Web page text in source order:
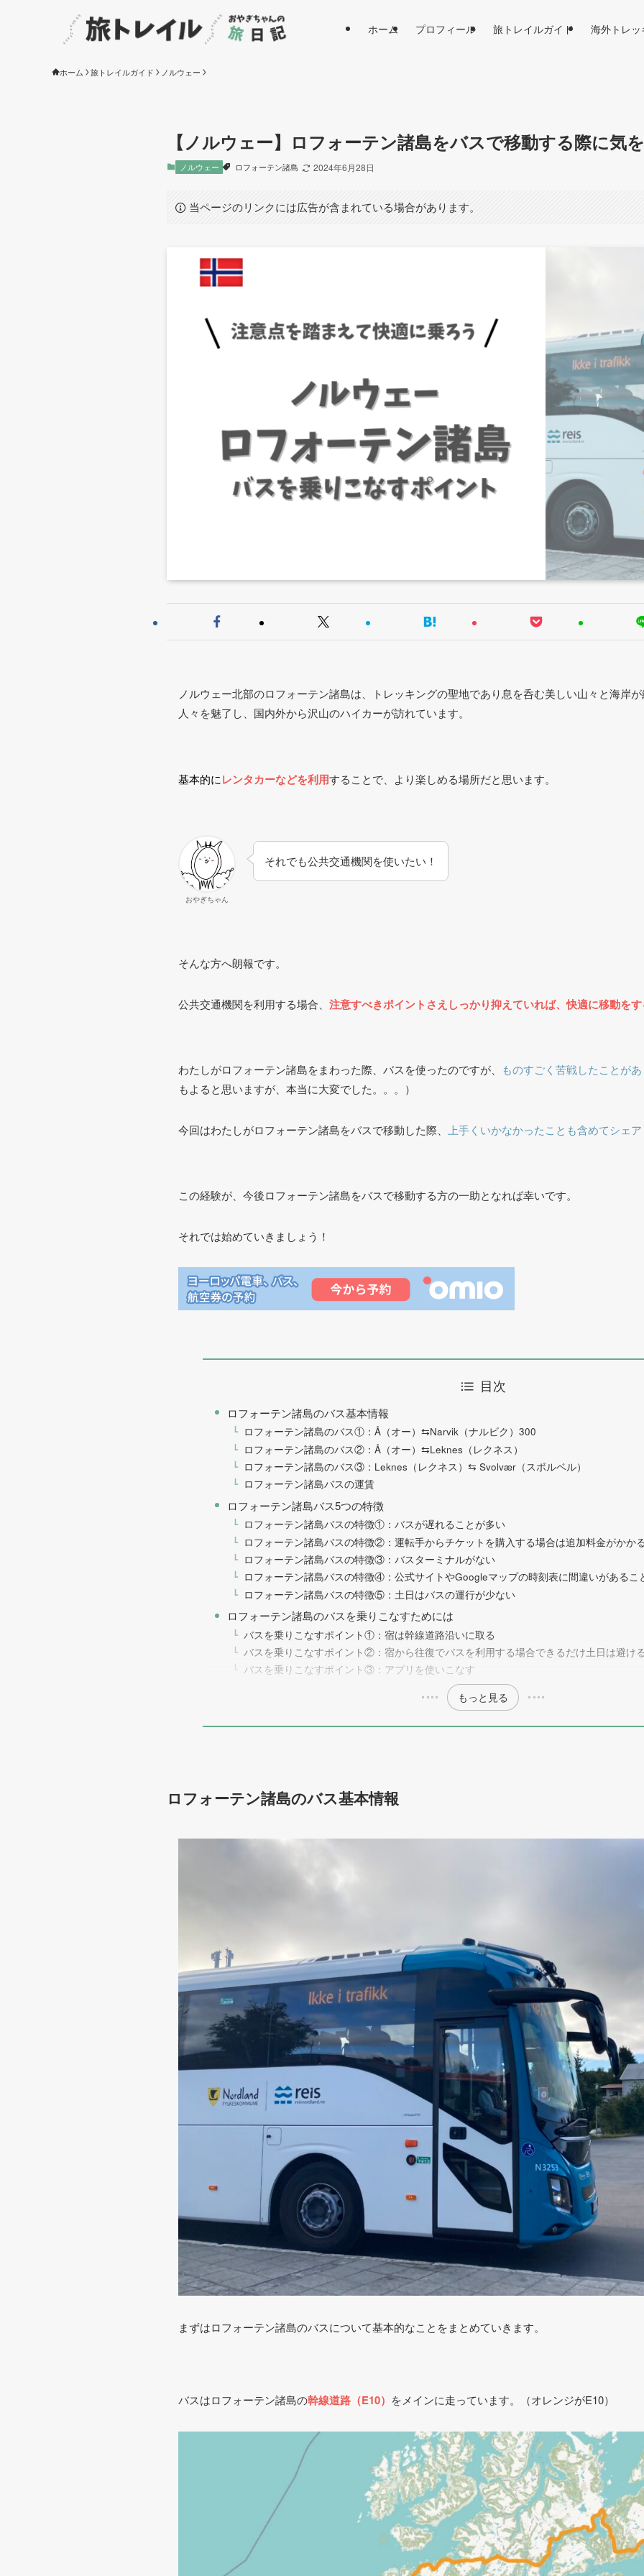
ホーム プロフィール 旅トレイルガイド 海外トレ
ホーム 旅トレイルガイド ノルウェー
【ノルウェー】ロフォーテン諸島をバスで移動する際に気
ノルウェー ロフォーテン諸島 2024年6月28日
当ページのリンクには広告が含まれている場合があります。
ノルウェー北部のロフォーテン諸島は、トレッキングの聖地であり息を呑む美しい山々と海岸
人々を魅了し、国内外から沢山のハイカーが訪れています。
基本的にレンタカーなどを利用することで、より楽しめる場所だと思います。
おやぎちゃん
それでも公共交通機関を使いたい！
そんな方へ朗報です。
公共交通機関を利用する場合、 注意すべきポイントさえしっかり抑えていれば、快適に移動を
わたしがロフォーテン諸島をまわった際、バスを使ったのですが、
ものすごく苦戦したことが
もよると思いますが、本当に大変でした。。。）
今回はわたしがロフォーテン諸島をバスで移動した際、 上手くいかなかったことも含めてシェア
この経験が、今後ロフォーテン諸島をバスで移動する方の一助となれば幸いです。
それでは始めていきましょう！
目次
ロフォーテン諸島のバス基本情報
ロフォーテン諸島のバス①：Å（オー）⇆Narvik（ナルビク）300
ロフォーテン諸島のバス②：Å（オー）⇆Leknes（レクネス）
ロフォーテン諸島のバス③：Leknes（レクネス）⇆ Svolvær（スボルベル）
ロフォーテン諸島バスの運賃
ロフォーテン諸島バス5つの特徴
ロフォーテン諸島バスの特徴①：バスが遅れることが多い
ロフォーテン諸島バスの特徴②：運転手からチケットを購入する場合は追加料金がかか
ロフォーテン諸島バスの特徴③：バスターミナルがない
ロフォーテン諸島バスの特徴④：公式サイトやGoogleマップの時刻表に間違いがあるこ
ロフォーテン諸島バスの特徴⑤：土日はバスの運行が少ない
ロフォーテン諸島のバスを乗りこなすためには
バスを乗りこなすポイント①：宿は幹線道路沿いに取る
バスを乗りこなすポイント②：宿から往復でバスを利用する場合できるだけ土日は避け
バスを乗りこなすポイント③：アプリを使いこなす
もっと見る
ロフォーテン諸島のバス基本情報
まずはロフォーテン諸島のバスについて基本的なことをまとめていきます。
バスはロフォーテン諸島の幹線道路（E10） をメインに走っています。（オレンジがE10）